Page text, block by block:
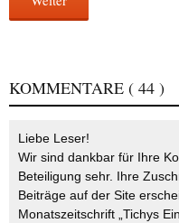
KOMMENTARE ( 44 )
Liebe Leser!
Wir sind dankbar für Ihre
Beteiligung sehr. Ihre
Beiträge auf der Site
Monatszeitschrift „Tichys